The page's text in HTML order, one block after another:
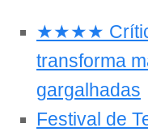
★★★★
transforma
gargalhadas
Festival de